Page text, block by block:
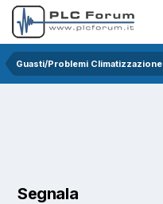
Guasti/Problemi Climatizzazione
Segnala